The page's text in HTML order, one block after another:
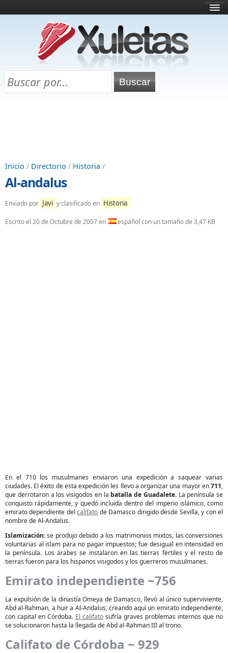
¿Qué es esto?
Directorio
Chuletas para exámenes
Inicio / Directorio / Historia /
Al-andalus
Enviado por Javi y clasificado en Historia
Escrito el 20 de Octubre de 2007en español con un tamaño de 3,47 KB
En el 710 los musulmanes enviaron una expedición a saquear varias
ciudades. El éxito de esta expedición les llevo a organizar una mayor en711,
que derrotaron a los visigodos en la batalla de Guadalete. La península se
conquisto rápidamente, y quedó incluida dentro del imperio islámico, como
emirato dependiente delcalifato de Damasco dirigido desde Sevilla, y con el
nombre de Al-Andalus.
Islamización:se produjo debido a los matrimonios mixtos, las conversiones
voluntarias al islam para no pagar impuestos; fue desigual en intensidad en
la península. Los árabes se instalaron en las tierras fértiles y el resto de
tierras fueron para los hispanos visigodos y los guerreros musulmanes.
Emirato independiente ~756
La expulsión de la dinastía Omeya de Damasco, llevó al único superviviente,
Abd al-Rahman, a huir a Al-Andalus, creando aquí un emirato independiente,
con capital en Córdoba. El califato sufría graves problemas internos que no
se solucionaron hasta la llegada de Abd al-Rahman III al trono.
Califato de Córdoba ~ 929